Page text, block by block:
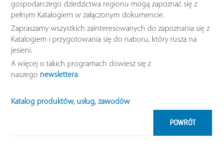
gospodarczego dziedzictwa regionu mogą zapoznać się z
pełnym Katalogiem w załączonym dokumencie.
Zapraszamy wszystkich zainteresowanych do zapoznania się z
Katalogiem i przygotowania się do naboru, który rusza na
jesieni.
A więcej o takich programach dowiesz się z
naszego newslettera.
Katalog produktów, usług, zawodów
POWRÓT